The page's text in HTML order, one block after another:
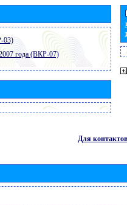
03)
года (ВКР-07)
Для контактов